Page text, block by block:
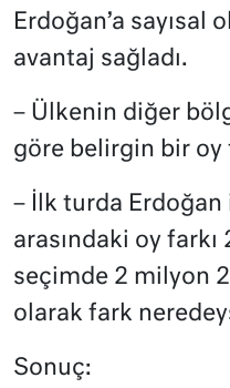
Erdoğan’a sayısal
avantaj sağladı.
– Ülkenin diğer
göre belirgin bir oy
– İlk turda Erdoğan
arasındaki oy
seçimde 2 milyon
olarak fark
Sonuç: